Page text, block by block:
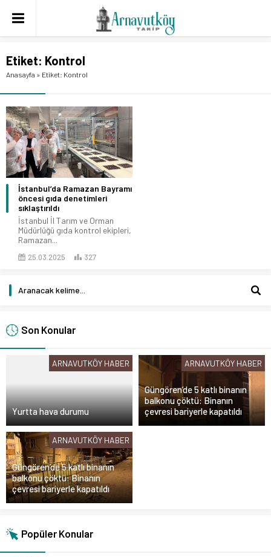
Etiket: Kontrol
Anasayfa » Etiket: Kontrol
İstanbul’da Ramazan Bayramı
öncesi gıda denetimleri
sıklaştırıldı
İstanbul İl Tarım ve Orman
Müdürlüğü gıda kontrol ekipleri,
Ramazan...
25.03.2025 327
Son Konular
ARNAVUTKÖY HABER
Yurtta hava durumu
ARNAVUTKÖY HABER
Güngören’de 5 katlı binanın
balkonu çöktü: Binanın
çevresi bariyerle kapatıldı
ARNAVUTKÖY HABER
Güngören’de 5 katlı binanın
balkonu çöktü: Binanın
çevresi bariyerle kapatıldı
Popüler Konular